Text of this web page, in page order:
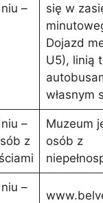
–
się w
Dojazd
U5), linią
własnym
–
z
Muzeum
osób z
–